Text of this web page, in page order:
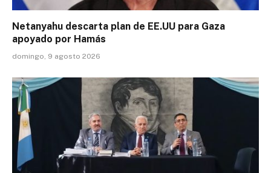
Netanyahu descarta plan de EE.UU para Gaza
apoyado por Hamás
domingo, 9 agosto 2026